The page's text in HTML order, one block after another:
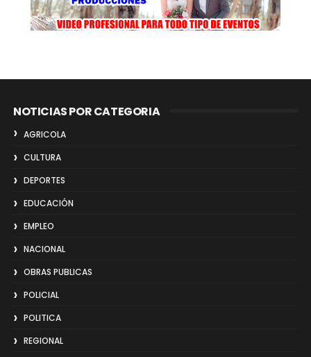
NOTICIAS POR CATEGORIA
AGRICOLA
CULTURA
DEPORTES
EDUCACIÓN
EMPLEO
NACIONAL
OBRAS PUBLICAS
POLICIAL
POLITICA
REGIONAL